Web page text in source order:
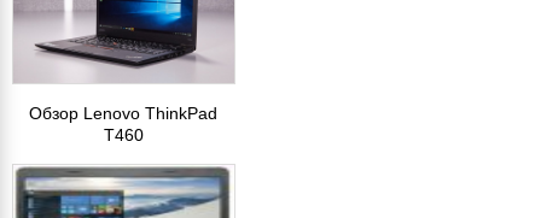
Обзор Lenovo ThinkPad
T460